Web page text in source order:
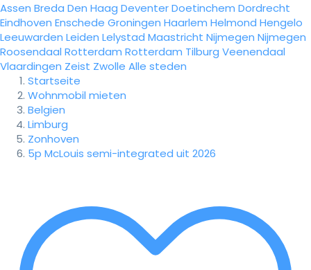
Assen Breda Den Haag DeventerDoetinchem Dordrecht
Eindhoven Enschede Groningen Haarlem Helmond Hengelo
Leeuwarden Leiden Lelystad Maastricht Nijmegen Nijmegen
Roosendaal Rotterdam Rotterdam Tilburg Veenendaal
Vlaardingen Zeist Zwolle Alle steden
Startseite
Wohnmobil mieten
Belgien
Limburg
Zonhoven
5p McLouis semi-integrated uit 2026